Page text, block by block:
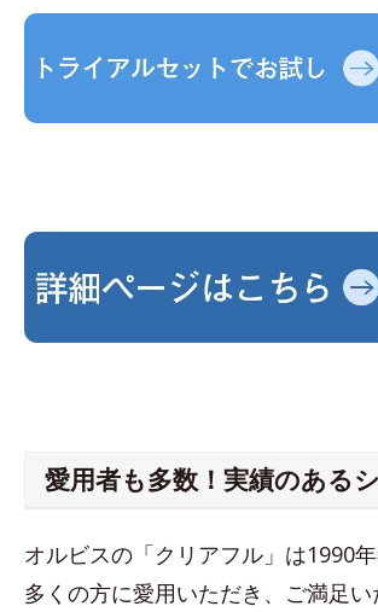
愛用者も多数！実績のある
オルビスの「クリアフル」は1990年
多くの方に愛用いただき、ご満足